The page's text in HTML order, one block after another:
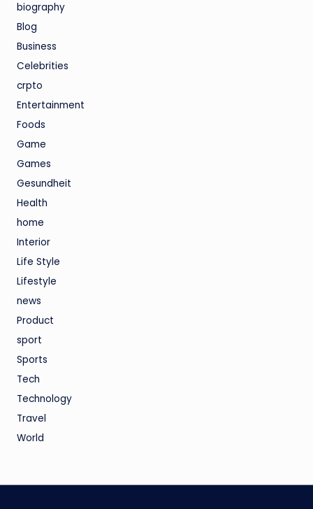
biography
Blog
Business
Celebrities
crpto
Entertainment
Foods
Game
Games
Gesundheit
Health
home
Interior
Life Style
Lifestyle
news
Product
sport
Sports
Tech
Technology
Travel
World